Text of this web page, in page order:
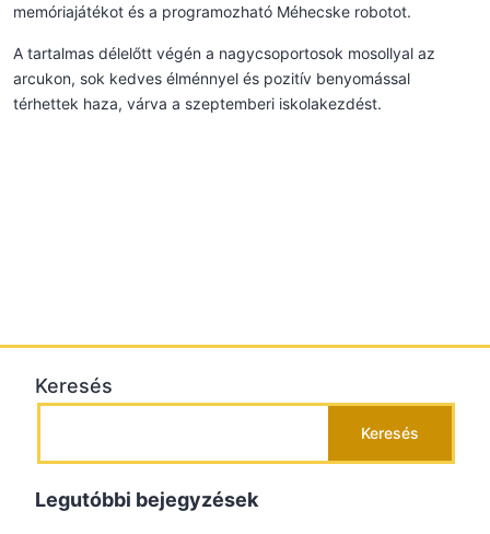
memóriajátékot és a programozható Méhecske robotot.
A tartalmas délelőtt végén a nagycsoportosok mosollyal az
arcukon, sok kedves élménnyel és pozitív benyomással
térhettek haza, várva a szeptemberi iskolakezdést.
Keresés
Keresés
Legutóbbi bejegyzések